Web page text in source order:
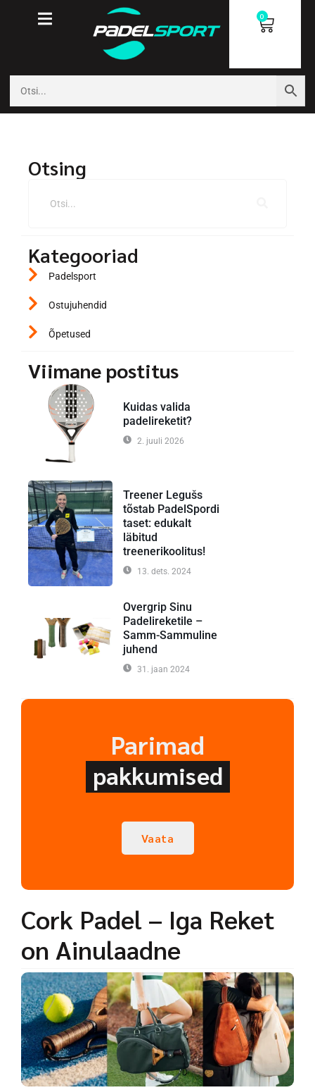
0
Otsing
Kategooriad
Padelsport
Ostujuhendid
Õpetused
Viimane postitus
Kuidas valida
padelireketit?
2. juuli 2026
Treener Legušs
tõstab PadelSpordi
taset: edukalt
läbitud
treenerikoolitus!
13. dets. 2024
Overgrip Sinu
Padelireketile –
Samm-Sammuline
juhend
31. jaan 2024
Parimad
pakkumised
Vaata
Cork Padel – Iga Reket
on Ainulaadne